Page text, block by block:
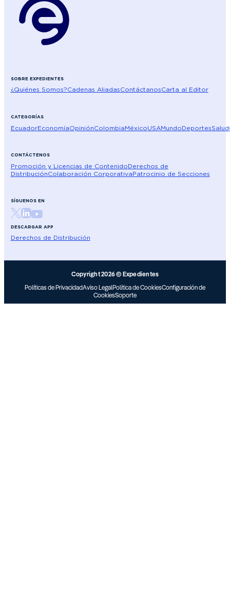
SOBRE EXPEDIENTES
¿Quiénes Somos?Cadenas AliadasContáctanosCarta al Editor
CATEGORÍAS
EcuadorEconomíaOpiniónColombiaMéxicoUSAMundoDeportesSalud
CONTÁCTENOS
Promoción y Licencias de ContenidoDerechos de
DistribuciónColaboración CorporativaPatrocinio de Secciones
SÍGUENOS EN
DESCARGAR APP
Derechos de Distribución
Copyright 2026 © Expedientes
Políticas de PrivacidadAviso LegalPolítica de CookiesConfiguración de
CookiesSoporte